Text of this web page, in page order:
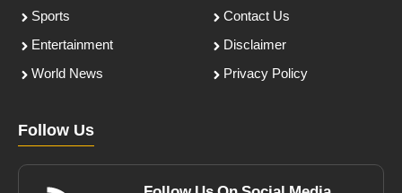
Sports
Entertainment
World News
Contact Us
Disclaimer
Privacy Policy
Follow Us